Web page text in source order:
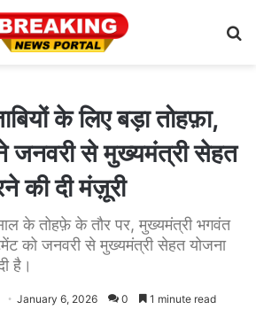
के लिए बड़ा तोहफ़ा,
जनवरी से मुख्यमंत्री सेहत
की दी मंज़ूरी
के तोहफ़े के तौर पर, मुख्यमंत्री भगवंत
को जनवरी से मुख्यमंत्री सेहत योजना
है।
January 6, 2026 0 1 minute read